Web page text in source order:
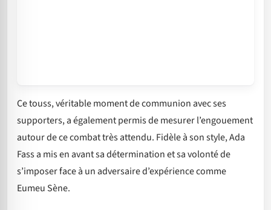
Ce touss, véritable moment de communion avec ses
supporters, a également permis de mesurer l’engouement
autour de ce combat très attendu. Fidèle à son style, Ada
Fass a mis en avant sa détermination et sa volonté de
s’imposer face à un adversaire d’expérience comme
Eumeu Sène.